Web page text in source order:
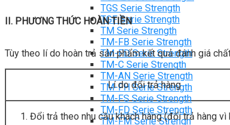
TGS Serie Strength
TGF Serie Strength
TM Serie Strength
TM-FB Serie Strength
TM-FD Serie Strength
TM-C Serie Strength
TM-AN Serie Strength
TM-FH Serie Strength
TM-FS Serie Strength
TM-FD Serie Strength
TM-FM Serie Strengh
II. PHƯƠNG THỨC HOÀN TIỀN
Tùy theo lí do hoàn trả sản phẩm kết quả đánh giá
Lí do đổi trả hàng
Đổi trả theo nhu cầu khách hàng (đổi trả hàng vì